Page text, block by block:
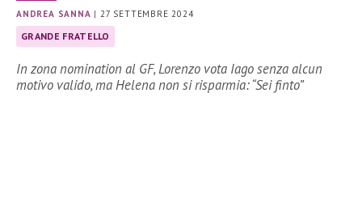
ANDREA SANNA |27 SETTEMBRE 2024
GRANDE FRATELLO
In zona nomination al GF, Lorenzo vota Iago senza alcun
motivo valido, ma Helena non si risparmia: “Sei finto”